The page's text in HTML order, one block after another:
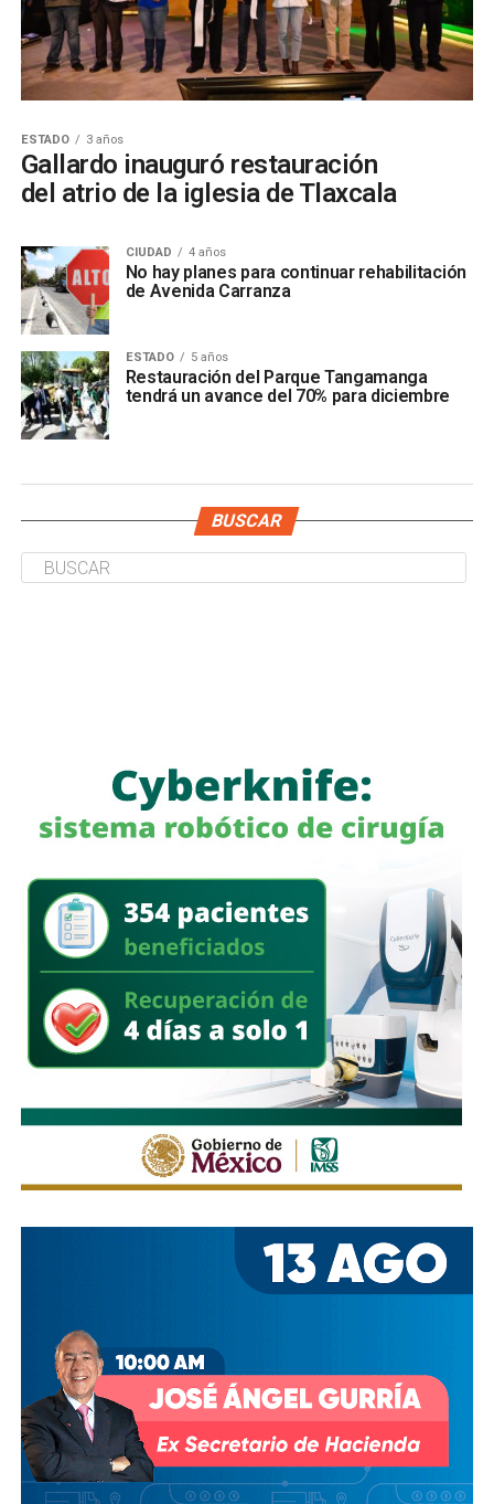
ESTADO 3 años
Gallardo inauguró restauración
del atrio de la iglesia de Tlaxcala
CIUDAD 4 años
No hay planes para continuar rehabilitación
de Avenida Carranza
ESTADO 5 años
Restauración del Parque Tangamanga
tendrá un avance del 70% para diciembre
BUSCAR